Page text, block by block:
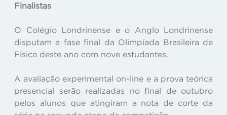
Finalistas
O Colégio Londrinense e o Anglo Londrinense
disputam a fase final da Olimpíada Brasileira de
Física deste ano com nove estudantes.
A avaliação experimental on-line e a prova teórica
presencial serão realizadas no final de outubro
pelos alunos que atingiram a nota de corte da